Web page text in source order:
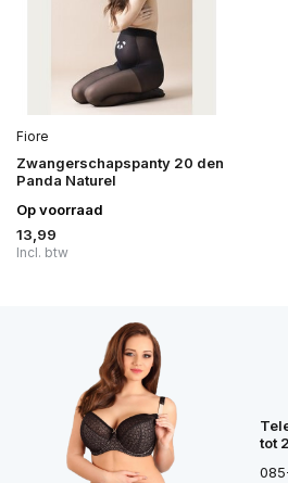
Fiore
Zwangerschapspanty 20 den
Panda Naturel
Op voorraad
13,99
Incl. btw
tot